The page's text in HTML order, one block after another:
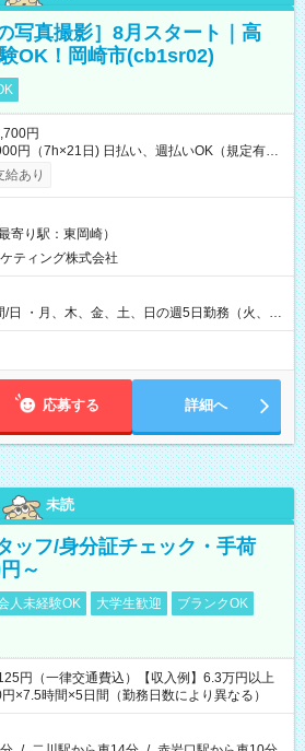
写真撮影］8月スタート｜高
OK！岡崎市(cb1sr02)
円
) 日払い、週払いOK（規定有
】試用期間なし
給あり
寄り駅：東岡崎）
ティング株式会社
/日 ・月、木、金、土、日の週5日勤務（火、水
季、年末年始等、長期休暇有り！） ・ワンシ
シ（0～5h/月）
応募する 詳細へ
未読
ッフ/身分証チェック・手荷
～
人未経験OK 大学生歓迎
ブランクOK
円（一律交通費込）【収入例】6.3万円以上
×7.5時間×5日間（勤務日数により異なる）